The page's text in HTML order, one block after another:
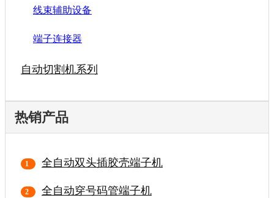
线束辅助设备
端子连接器
自动切割机系列
热销产品
全自动双头插胶壳端子机
全自动穿号码管端子机